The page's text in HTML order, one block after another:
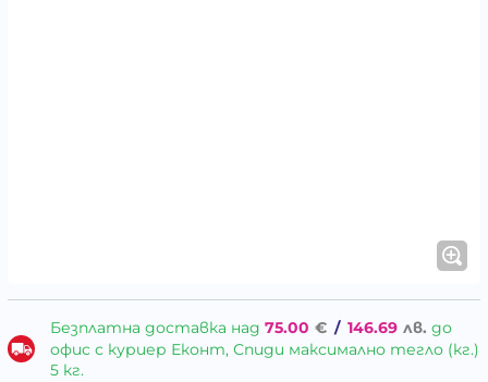
Безплатна доставка над 75.00 € / 146.69 лв. до
офис с куриер Еконт, Спиди максимално тегло (кг.)
5 кг.